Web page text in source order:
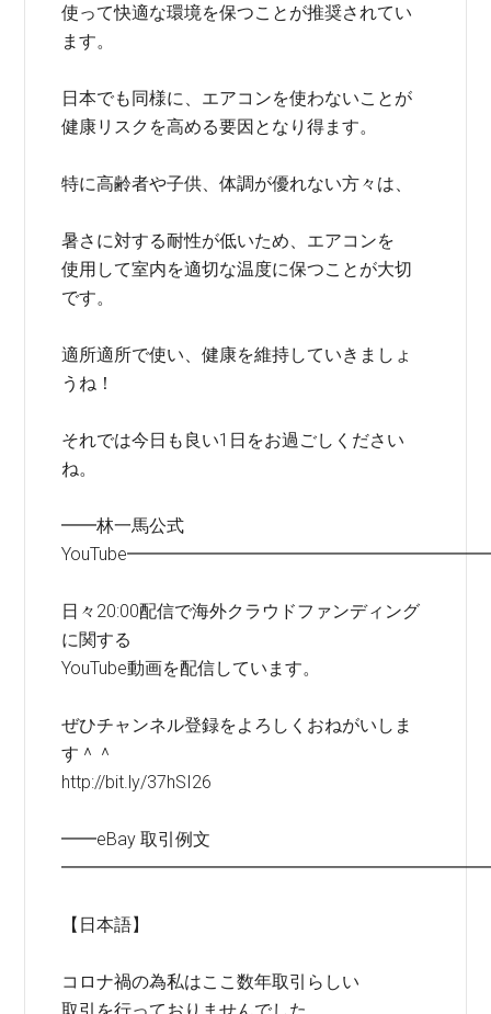
使って快適な環境を保つことが推奨されてい
ます。
日本でも同様に、エアコンを使わないことが
健康リスクを高める要因となり得ます。
特に高齢者や子供、体調が優れない方々は、
暑さに対する耐性が低いため、エアコンを
使用して室内を適切な温度に保つことが大切
です。
適所適所で使い、健康を維持していきましょ
うね！
それでは今日も良い1日をお過ごしください
ね。
━━林一馬公式
日々20:00配信で海外クラウドファンディング
に関する
YouTube動画を配信しています。
ぜひチャンネル登録をよろしくおねがいしま
す＾＾
http://bit.ly/37hSI26
━━eBay 取引例文
【日本語】
コロナ禍の為私はここ数年取引らしい